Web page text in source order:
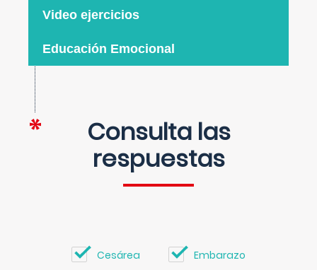
Video ejercicios
Educación Emocional
Consulta las
respuestas
Cesárea Embarazo